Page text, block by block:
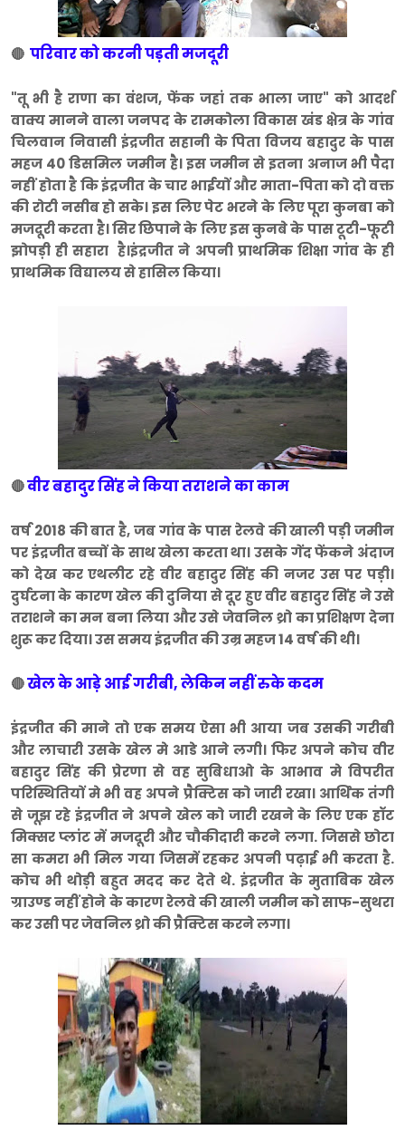
🔴 परिवार को करनी पड़ती मजदूरी
"तू भी है राणा का वंशज, फेंक जहां तक भाला जाए" को आदर्श
वाक्य मानने वाला जनपद के रामकोला विकास खंड क्षेत्र के गांव
चिलवान निवासी इंद्रजीत सहानी के पिता विजय बहादुर के पास
महज 40 डिसमिल जमीन है। इस जमीन से इतना अनाज भी पैदा
नहीं होता है कि इंद्रजीत के चार भाईयों और माता-पिता को दो वक्त
की रोटी नसीब हो सके। इस लिए पेट भरने के लिए पूरा कुनबा को
मजदूरी करता है। सिर छिपाने के लिए इस कुनबे के पास टूटी-फूटी
झोपड़ी ही सहारा है।इंद्रजीत ने अपनी प्राथमिक शिक्षा गांव के ही
प्राथमिक विद्यालय से हासिल किया।
🔴वीर बहादुर सिंह ने किया तराशने का काम
वर्ष 2018 की बात है, जब गांव के पास रेलवे की खाली पड़ी जमीन
पर इंद्रजीत बच्चों के साथ खेला करता था। उसके गेंद फेंकने अंदाज
को देख कर एथलीट रहे वीर बहादुर सिंह की नजर उस पर पड़ी।
दुर्घटना के कारण खेल की दुनिया से दूर हुए वीर बहादुर सिंह ने उसे
तराशने का मन बना लिया और उसे जेवनिल थ्रो का प्रशिक्षण देना
शुरू कर दिया। उस समय इंद्रजीत की उम्र महज 14 वर्ष की थी।
🔴खेल के आड़े आई गरीबी, लेकिन नहीं रुके कदम
इंद्रजीत की माने तो एक समय ऐसा भी आया जब उसकी गरीबी
और लाचारी उसके खेल मे आडे आने लगी। फिर अपने कोच वीर
बहादुर सिंह की प्रेरणा से वह सुबिधाओ के आभाव मे विपरीत
परिस्थितियों मे भी वह अपने प्रैक्टिस को जारी रखा। आर्थिक तंगी
से जूझ रहे इंद्रजीत ने अपने खेल को जारी रखने के लिए एक हॉट
मिक्सर प्लांट में मजदूरी और चौकीदारी करने लगा. जिससे छोटा
सा कमरा भी मिल गया जिसमें रहकर अपनी पढ़ाई भी करता है.
कोच भी थोड़ी बहुत मदद कर देते थे. इंद्रजीत के मुताबिक खेल
ग्राउण्ड नहीं होने के कारण रेलवे की खाली जमीन को साफ-सुथरा
कर उसी पर जेवनिल थ्रो की प्रैक्टिस करने लगा।